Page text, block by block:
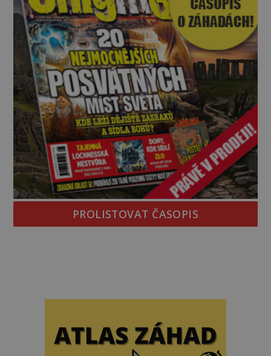
PROLISTOVAT ČASOPIS